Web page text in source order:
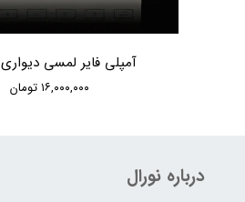
آمپلی فایر لمسی دیواری JX801
۱۶,۰۰۰,۰۰۰ تومان
درباره نورال